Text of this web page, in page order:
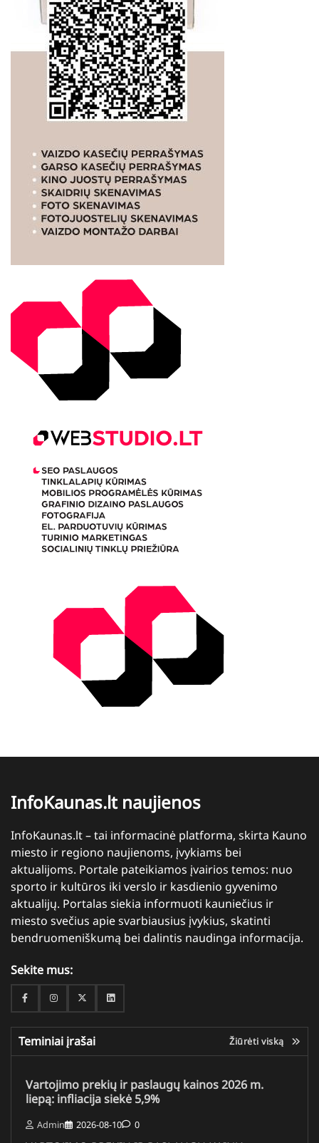
InfoKaunas.lt naujienos
InfoKaunas.lt – tai informacinė platforma, skirta Kauno
miesto ir regiono naujienoms, įvykiams bei
aktualijoms. Portale pateikiamos įvairios temos: nuo
sporto ir kultūros iki verslo ir kasdienio gyvenimo
aktualijų. Portalas siekia informuoti kauniečius ir
miesto svečius apie svarbiausius įvykius, skatinti
bendruomeniškumą bei dalintis naudinga informacija.
Sekite mus:
FacebookInstagramTwitterLinkedin
Teminiai įrašai Žiūrėti viską
Vartojimo prekių ir paslaugų kainos 2026 m.
liepą: infliacija siekė 5,9%
Admin 2026-08-10 0